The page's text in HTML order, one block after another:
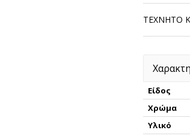
ΤΕΧΝΗΤΟ
Είδος
Χρώμα
Υλικό